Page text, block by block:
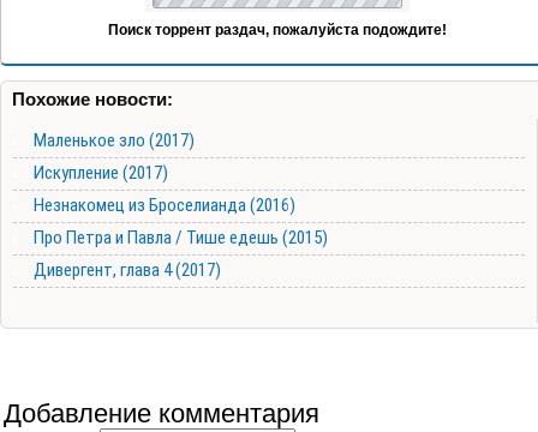
Поиск торрент раздач, пожалуйста подождите!
Похожие новости:
Маленькое зло (2017)
Искупление (2017)
Незнакомец из Броселианда (2016)
Про Петра и Павла / Тише едешь (2015)
Дивергент, глава 4 (2017)
Добавление комментария